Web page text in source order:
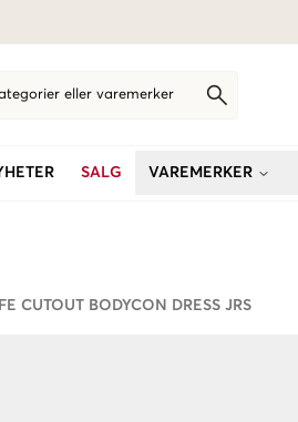
eller varemerker
SALG VAREMERKER
CUTOUT BODYCON DRESS JRS